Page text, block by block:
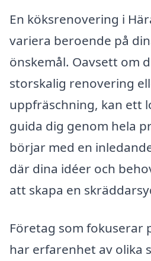
En köksrenovering i
variera beroende på
önskemål. Oavsett om
storskalig renovering
uppfräschning, kan ett
guida dig genom hela
börjar med en
där dina idéer och
att skapa en
Företag som fokuserar
har erfarenhet av olika